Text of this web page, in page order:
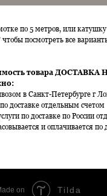
по 5 метров, или
чтобы посмотреть все
товара
в Санкт-Петербурге г
доставке отдельным счетом
по доставке по России
и оплачивается по
on Tilda